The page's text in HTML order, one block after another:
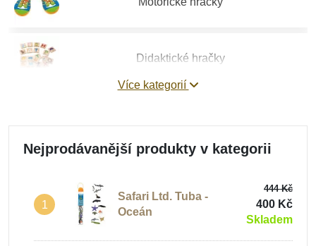
Didaktické hračky
Více kategorií
Nejprodávanější produkty v kategorii
1
Safari Ltd. Tuba -
Oceán
444 Kč
400 Kč
Skladem